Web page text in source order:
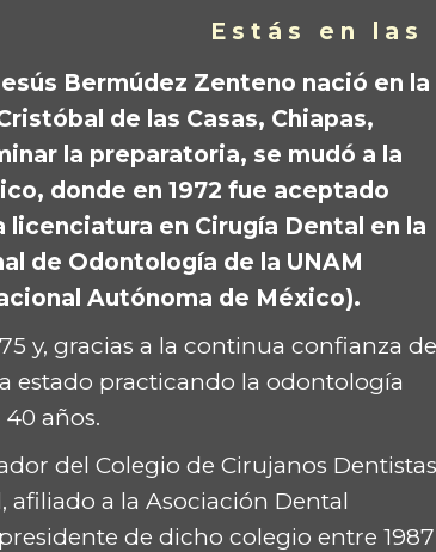
Estás en las
Bermúdez Zenteno nació en la
de las Casas, Chiapas,
la preparatoria, se mudó a la
donde en 1972 fue aceptado
licenciatura en Cirugía Dental en la
de Odontología de la UNAM
Autónoma de México).
y, gracias a la continua confianza de
estado practicando la odontología
años.
del Colegio de Cirujanos Dentistas
afiliado a la Asociación Dental
de dicho colegio entre 1987